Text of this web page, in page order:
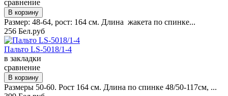
сравнение
Размер: 48-64, рост: 164 см. Длина жакета по спинке...
256 Бел.руб
Пальто LS-5018/1-4
в закладки
сравнение
Размеры 50-60. Рост 164 см. Длина по спинке 48/50-117см, ...